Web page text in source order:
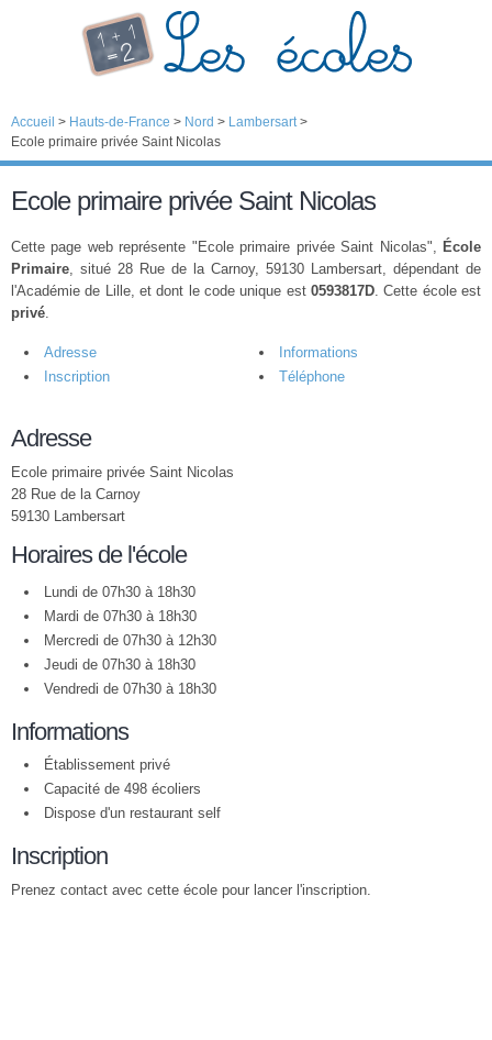
Accueil > Hauts-de-France > Nord > Lambersart>
Ecole primaire privée Saint Nicolas
Ecole primaire privée Saint Nicolas
Cette page web représente "Ecole primaire privée Saint Nicolas", École
Primaire, situé 28 Rue de la Carnoy, 59130 Lambersart, dépendant de
l'Académie de Lille, et dont le code unique est 0593817D. Cette école est
privé.
Adresse
Informations
Inscription
Téléphone
Adresse
Ecole primaire privée Saint Nicolas
28 Rue de la Carnoy
59130 Lambersart
Horaires de l'école
Lundi de 07h30 à 18h30
Mardi de 07h30 à 18h30
Mercredi de 07h30 à 12h30
Jeudi de 07h30 à 18h30
Vendredi de 07h30 à 18h30
Informations
Établissement privé
Capacité de 498 écoliers
Dispose d'un restaurant self
Inscription
Prenez contact avec cette école pour lancer l'inscription.